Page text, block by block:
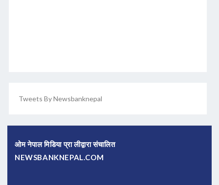
Tweets By Newsbanknepal
ओम नेपाल मिडिया प्रा लीद्वारा संचालित
NEWSBANKNEPAL.COM